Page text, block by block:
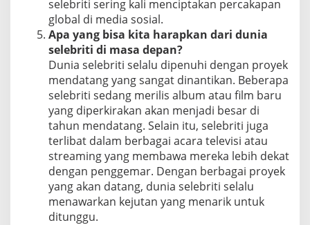
selebriti sering kali menciptakan percakapan
global di media sosial.
Apa yang bisa kita harapkan dari dunia
selebriti di masa depan?
Dunia selebriti selalu dipenuhi dengan proyek
mendatang yang sangat dinantikan. Beberapa
selebriti sedang merilis album atau film baru
yang diperkirakan akan menjadi besar di
tahun mendatang. Selain itu, selebriti juga
terlibat dalam berbagai acara televisi atau
streaming yang membawa mereka lebih dekat
dengan penggemar. Dengan berbagai proyek
yang akan datang, dunia selebriti selalu
menawarkan kejutan yang menarik untuk
ditunggu.